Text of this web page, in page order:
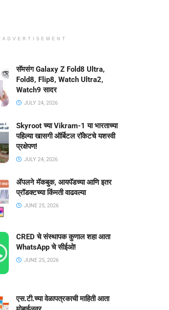
ADVERTISEMENT
सॅमसंग Galaxy Z Fold8 Ultra,
Fold8, Flip8, Watch Ultra2,
Watch9 सादर
JULY 24, 2026
Skyroot च्या Vikram-1 या भारताच्या
पहिल्या खासगी ऑर्बिटल रॉकेटचे यशस्वी
प्रक्षेपण!
JULY 24, 2026
ॲपलने मॅकबुक, आयपॅडच्या आणि इतर
प्रॉडक्टच्या किंमती वाढवल्या
JUNE 25, 2026
CRED चे संस्थापक कुणाल शहा आता
WhatsApp चे सीईओ!
JUNE 25, 2026
एस.टी.च्या वेळापत्रकाची माहिती आता